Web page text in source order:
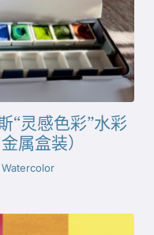
“灵感色彩”水彩
属盒装）
Watercolor